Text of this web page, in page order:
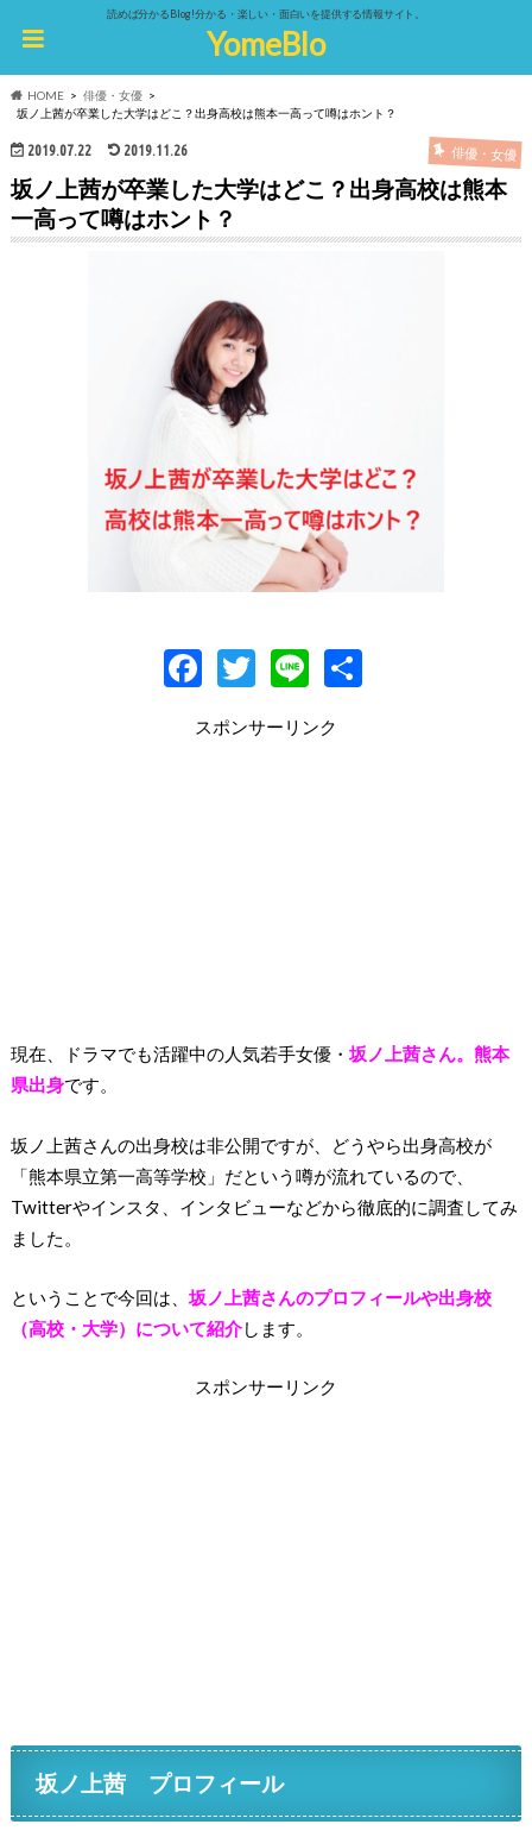
読めば分かるBlog!分かる・楽しい・面白いを提供する情報サイト。
YomeBlo
HOME
俳優・女優
坂ノ上茜が卒業した大学はどこ？出身高校は熊本一高って噂はホント？
2019.07.22 2019.11.26 俳優・女優
坂ノ上茜が卒業した大学はどこ？出身高校は熊本
一高って噂はホント？
F
e
T
itt
Li
e
共
スポンサーリンク
現在、ドラマでも活躍中の人気若手女優・坂ノ上茜さん。熊本
県出身です。
坂ノ上茜さんの出身校は非公開ですが、どうやら出身高校が
「熊本県立第一高等学校」だという噂が流れているので、
Twitterやインスタ、インタビューなどから徹底的に調査してみ
ました。
ということで今回は、坂ノ上茜さんのプロフィールや出身校
（高校・大学）について紹介します。
スポンサーリンク
坂ノ上茜 プロフィール